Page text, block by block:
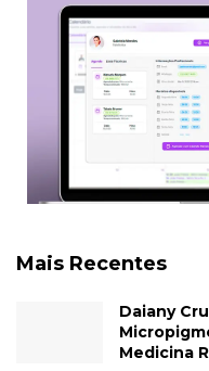
Mais Recentes
Daiany
Medicina